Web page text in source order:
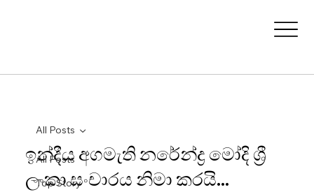
All Posts
Top Story
All Posts
ඉන්දීය අගමැති නරේන්ද්‍ර මෝදි ශ්‍රී
ලංකා සංචාරය නිමා කරයි...